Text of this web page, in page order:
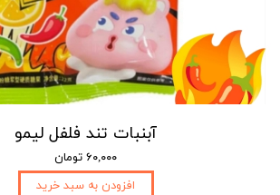
آبنبات تند فلفل لیمو
۶۰,۰۰۰ تومان
افزودن به سبد خرید